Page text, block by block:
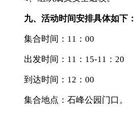
九、活动时间安排具体如下：
集合时间：11：00
出发时间：11：15-11：20
到达时间：12：00
集合地点：石峰公园门口。